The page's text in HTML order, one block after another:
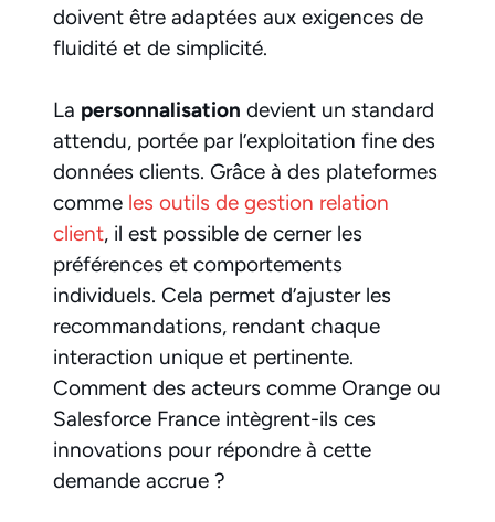
doivent être adaptées aux exigences de
fluidité et de simplicité.
La personnalisation devient un standard
attendu, portée par l’exploitation fine des
données clients. Grâce à des plateformes
comme les outils de gestion relation
client, il est possible de cerner les
préférences et comportements
individuels. Cela permet d’ajuster les
recommandations, rendant chaque
interaction unique et pertinente.
Comment des acteurs comme Orange ou
Salesforce France intègrent-ils ces
innovations pour répondre à cette
demande accrue ?